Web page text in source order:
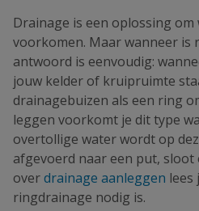
Drainage is een oplossing
voorkomen. Maar wanneer is
antwoord is eenvoudig:
jouw kelder of kruipruimte
drainagebuizen als een ring
leggen voorkomt je dit type
overtollige water wordt op
afgevoerd naar een put, sloot
overdrainage aanleggen lees
ringdrainage nodig is.